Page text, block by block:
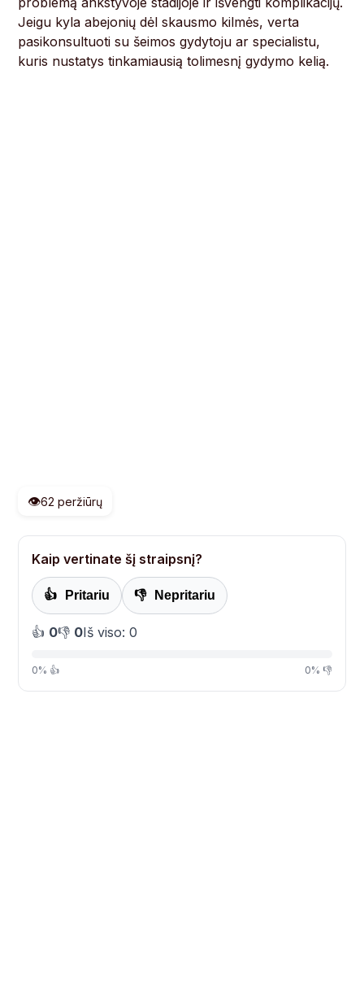
Jeigu kyla abejonių dėl skausmo kilmės, verta
pasikonsultuoti su šeimos gydytoju ar specialistu,
kuris nustatys tinkamiausią tolimesnį gydymo kelią.
👁️62 peržiūrų
Kaip vertinate šį straipsnį?
👍 Pritariu 👎 Nepritariu
👍 0👎 0Iš viso: 0
0% 👍 0% 👎